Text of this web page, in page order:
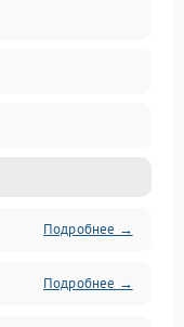
Подробнее →
Подробнее →